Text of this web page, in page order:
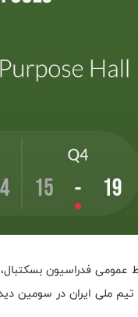
ملی ایران در سومین دیدار